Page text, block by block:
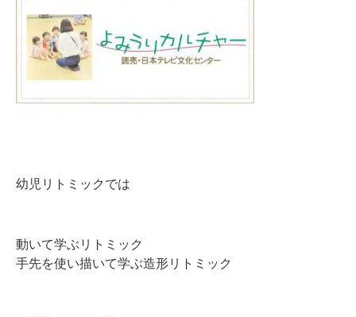
幼児リトミックでは
動いて学ぶリトミック
手先を使い描いて学ぶ造形リトミック